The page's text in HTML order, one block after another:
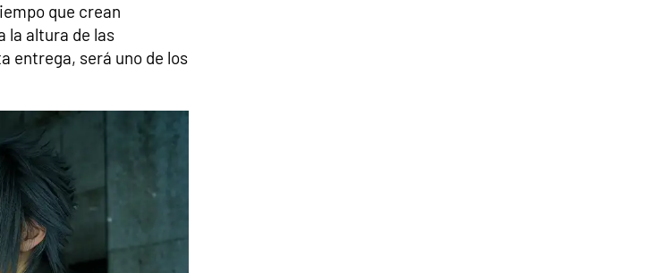
que crean
la altura de las
entrega, será uno de los